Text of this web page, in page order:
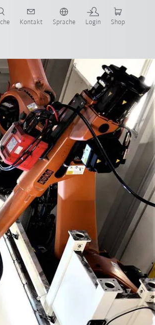
Kontakt Sprache Login Shop